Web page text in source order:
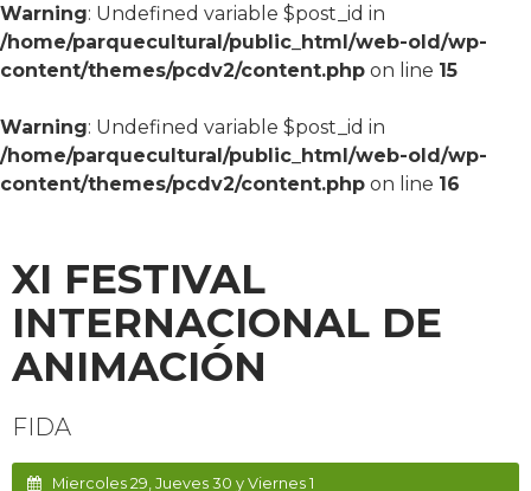
Warning: Undefined variable $post_id in
/home/parquecultural/public_html/web-old/wp-
content/themes/pcdv2/content.php on line 15
Warning: Undefined variable $post_id in
/home/parquecultural/public_html/web-old/wp-
content/themes/pcdv2/content.php on line 16
XI FESTIVAL
INTERNACIONAL DE
ANIMACIÓN
FIDA
Miercoles 29, Jueves 30 y Viernes 1